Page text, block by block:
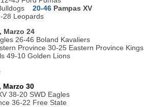
20-46 Pampas XV
28 Leopards
Marzo 24
26-46 Boland Kavaliers
Province 30-25 Eastern Province Kings
49-10 Golden Lions
Marzo 30
38-20 SWD Eagles
36-22 Free State